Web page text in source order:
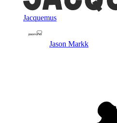
Jacquemus
Jason Markk